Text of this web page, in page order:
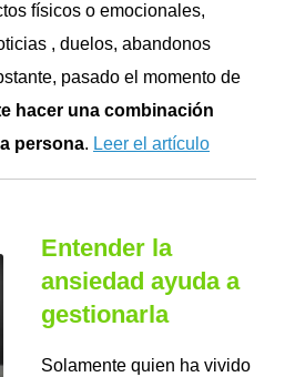
físicos o emocionales,
, duelos, abandonos
pasado el momento de
hacer una combinación
persona. Leer el artículo
Entender la
ansiedad ayuda a
gestionarla
Solamente quien ha vivido